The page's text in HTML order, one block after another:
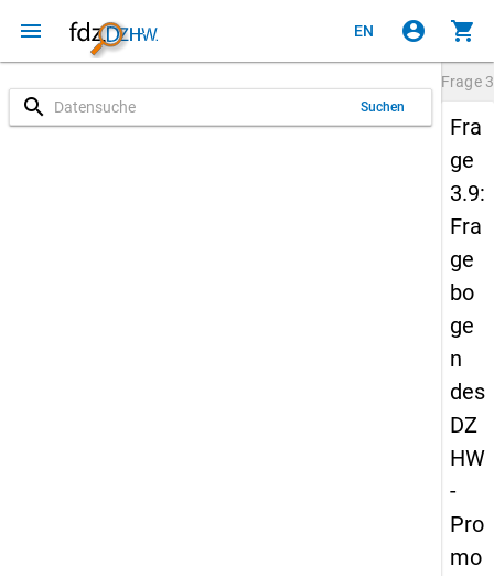
menu EN account_circle shopping_cart
search Suchen
Frage
Fra
ge
3.9:
Fra
ge
bo
ge
n
des
DZ
HW
-
Pro
mo